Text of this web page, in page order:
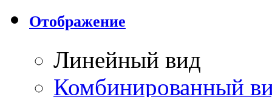
Отображение
Линейный вид
Комбинированный